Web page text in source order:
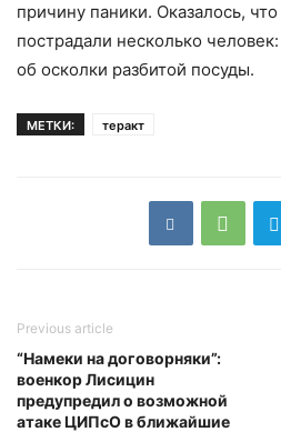
причину паники. Оказалось,
пострадали несколько
об осколки разбитой посуды.
МЕТКИ: теракт
Previous article
“Намеки на договорняки”:
военкор Лисицин
предупредил о возможной
атаке ЦИПсО в ближайшие